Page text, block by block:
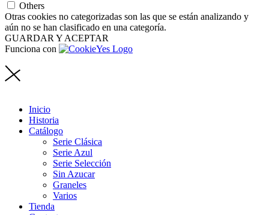
Others
Otras cookies no categorizadas son las que se están analizando y
aún no se han clasificado en una categoría.
GUARDAR Y ACEPTAR
Funciona con
Inicio
Historia
Catálogo
Serie Clásica
Serie Azul
Serie Selección
Sin Azucar
Graneles
Varios
Tienda